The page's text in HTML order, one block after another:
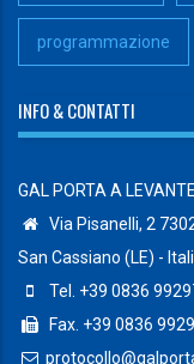
programmazione
INFO & CONTATTI
GAL PORTA A
Via Pisanelli, 2
San Cassiano (LE) -
Tel. +39 0836
Fax. +39 0836